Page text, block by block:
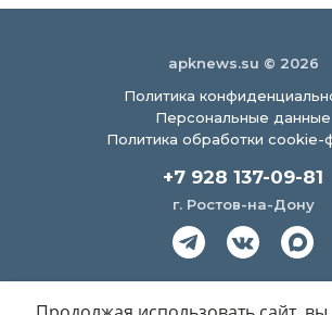
apknews.su © 2026
Политика
Персональные данные
Политика обработки cookie-
+7 928 137-09-81
г. Ростов-на-Дону